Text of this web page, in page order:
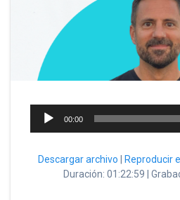
de
00:00
Descargar archivo Reproducir
Duración: 01:22:59